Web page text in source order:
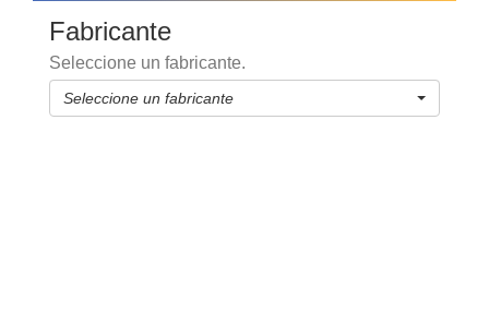
Fabricante
Seleccione un fabricante.
Seleccione un fabricante